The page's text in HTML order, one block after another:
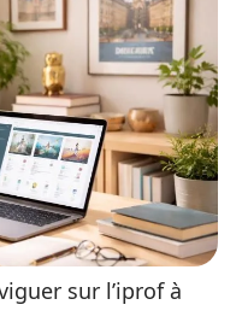
sur l’iprof à